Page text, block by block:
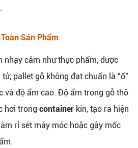
Sản Phẩm
nhạy cảm như thực phẩm, dược
pallet gỗ không đạt chuẩn là "ổ"
và độ ẩm cao. Độ ẩm trong gỗ thô
hơi trong container kín, tạo ra hiện
rỉ sét máy móc hoặc gây mốc